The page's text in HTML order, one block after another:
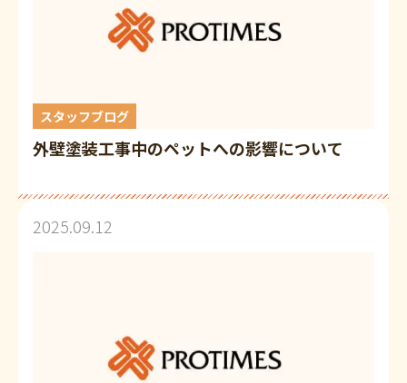
スタッフブログ
外壁塗装工事中のペットへの影響について
2025.09.12